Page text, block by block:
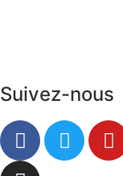
Suivez-nous